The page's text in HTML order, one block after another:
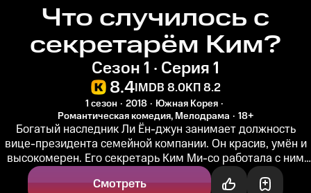
Что случилось с
секретарём Ким?
Сезон 1 · Серия 1
8.4IMDB 8.0КП 8.2
1 сезон 2018
Южная Корея
Романтическая комедия, Мелодрама
18+
Богатый наследник Ли Ён-джун занимает должность
вице-президента семейной компании. Он красив, умён и
высокомерен. Его секретарь Ким Ми-со работала с ним
Смотреть